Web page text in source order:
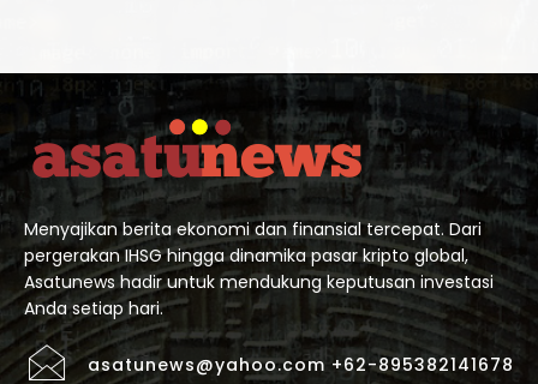
Menyajikan berita ekonomi dan finansial tercepat. Dari
pergerakan IHSG hingga dinamika pasar kripto global,
Asatunews hadir untuk mendukung keputusan investasi
Anda setiap hari.
asatunews@yahoo.com +62-895382141678